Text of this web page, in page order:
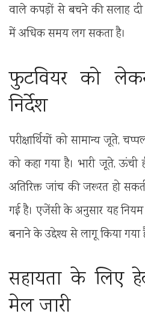
वाले कपड़ों से बचने की सलाह दी
में अधिक समय लग सकता है।
फुटवियर को
निर्देश
परीक्षार्थियों को सामान्य जूते,
को कहा गया है। भारी जूते,
अतिरिक्त जांच की जरूरत हो
गई है। एजेंसी के अनुसार यह
बनाने के उद्देश्य से लागू किया गया
सहायता के लिए
मेल जारी